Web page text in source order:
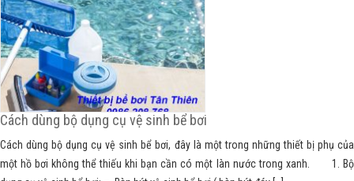
Cách dùng bộ dụng cụ vệ sinh bể bơi
Cách dùng bộ dụng cụ vệ sinh bể bơi, đây là một trong những thiết bị phụ của
một hồ bơi không thể thiếu khi bạn cần có một làn nước trong xanh. 1. Bộ